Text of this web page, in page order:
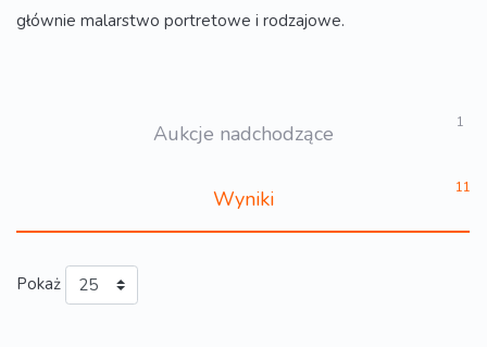
głównie malarstwo portretowe i rodzajowe.
Aukcje nadchodzące 1
Wyniki 11
Pokaż